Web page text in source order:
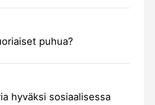
puhua?
hyväksi sosiaalisessa